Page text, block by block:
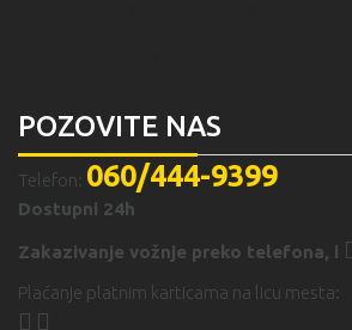
POZOVITE NAS
Telefon: 060/444-9399
Dostupni 24h
Zakazivanje vožnje preko telefona, i
Plaćanje platnim karticama na licu mesta: